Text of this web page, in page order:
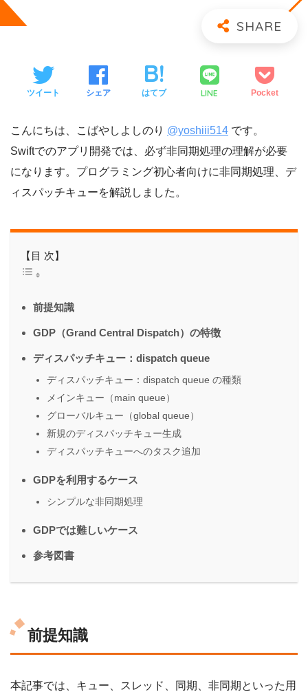
ツイート シェア はてブ LINE Pocket
こんにちは、こばやしよしのり @yoshiii514 です。
Swiftでのアプリ開発では、必ず非同期処理の理解が必要
になります。プログラミング初心者向けに非同期処理、デ
ィスパッチキューを解説しました。
【目 次】
前提知識
GDP（Grand Central Dispatch）の特徴
ディスパッチキュー：dispatch queue
ディスパッチキュー：dispatch queue の種類
メインキュー（main queue）
グローバルキュー（global queue）
新規のディスパッチキュー生成
ディスパッチキューへのタスク追加
GDPを利用するケース
シンプルな非同期処理
GDPでは難しいケース
参考図書
前提知識
本記事では、キュー、スレッド、同期、非同期といった用